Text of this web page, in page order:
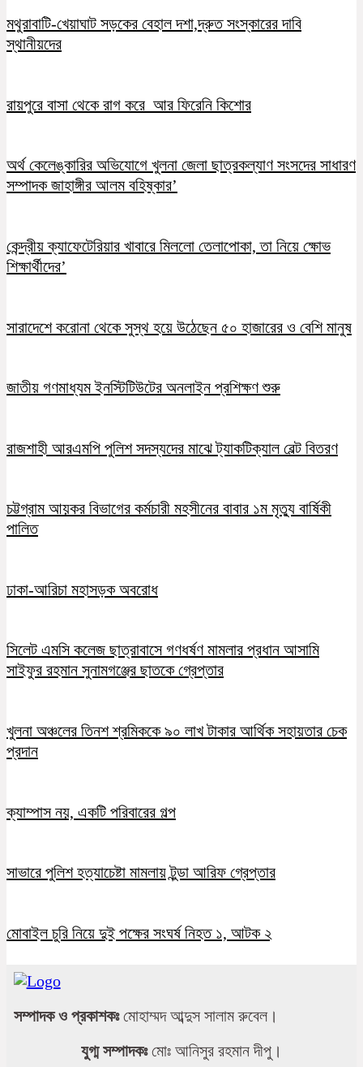
মথুরাবাটি-খেয়াঘাট সড়কের বেহাল দশা,দ্রুত সংস্কারের দাবি
স্থানীয়দের
রায়পুরে বাসা থেকে রাগ করে আর ফিরেনি কিশোর
অর্থ কেলেঙ্কারির অভিযোগে খুলনা জেলা ছাত্রকল্যাণ সংসদের সাধারণ
সম্পাদক জাহাঙ্গীর আলম বহিষ্কার’
কেন্দ্রীয় ক্যাফেটেরিয়ার খাবারে মিললো তেলাপোকা, তা নিয়ে ক্ষোভ
শিক্ষার্থীদের’
সারাদেশে করোনা থেকে সুস্থ হয়ে উঠেছেন ৫০ হাজারের ও বেশি মানুষ
জাতীয় গণমাধ্যম ইনস্টিটিউটের অনলাইন প্রশিক্ষণ শুরু
রাজশাহী আরএমপি পুলিশ সদস্যদের মাঝে ট্যাকটিক্যাল বেল্ট বিতরণ
চট্টগ্রাম আয়কর বিভাগের কর্মচারী মহসীনের বাবার ১ম মৃত্যু বার্ষিকী
পালিত
ঢাকা-আরিচা মহাসড়ক অবরোধ
সিলেট এমসি কলেজ ছাত্রাবাসে গণধর্ষণ মামলার প্রধান আসামি
সাইফুর রহমান সুনামগঞ্জের ছাতকে গ্রেপ্তার
খুলনা অঞ্চলের তিনশ শ্রমিককে ৯০ লাখ টাকার আর্থিক সহায়তার চেক
প্রদান
ক্যাম্পাস নয়, একটি পরিবারের গল্প
সাভারে পুলিশ হত্যাচেষ্টা মামলায় টুন্ডা আরিফ গ্রেপ্তার
মোবাইল চুরি নিয়ে দুই পক্ষের সংঘর্ষ নিহত ১, আটক ২
সম্পাদক ও প্রকাশকঃমোহাম্মদ আব্দুস সালাম রুবেল।
যুগ্ম সম্পাদকঃমোঃ আনিসুর রহমান দীপু।